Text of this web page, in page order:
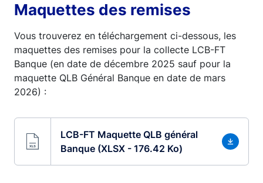
Maquettes des remises
Vous trouverez en téléchargement ci-dessous, les
maquettes des remises pour la collecte LCB-FT
Banque (en date de décembre 2025 sauf pour la
maquette QLB Général Banque en date de mars
2026) :
LCB-FT Maquette QLB général
Banque (XLSX - 176.42 Ko)